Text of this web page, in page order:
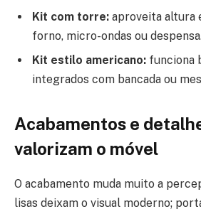
Kit com torre: aproveita altura
forno, micro-ondas ou
Kit estilo americano: funciona
integrados com bancada ou
Acabamentos e
valorizam o móvel
O acabamento muda muito a
lisas deixam o visual moderno;